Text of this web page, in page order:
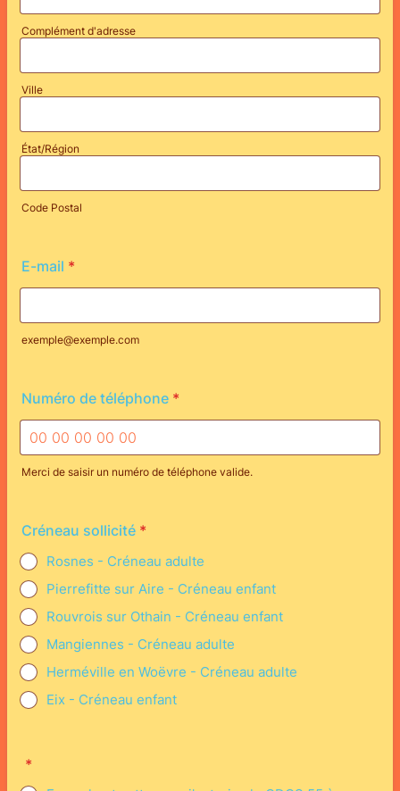
Complément d'adresse
Ville
État/Région
Code Postal
E-mail *
exemple@exemple.com
Numéro de téléphone *
Merci de saisir un numéro de téléphone valide.
Créneau sollicité *
Rosnes - Créneau adulte
Pierrefitte sur Aire - Créneau enfant
Rouvrois sur Othain - Créneau enfant
Mangiennes - Créneau adulte
Herméville en Woëvre - Créneau adulte
Eix - Créneau enfant
*